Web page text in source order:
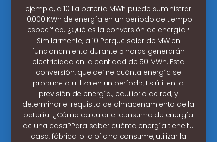
ejemplo, a 10 La batería MWh puede suministrar
10,000 KWh de energía en un período de tiempo
específico. ¿Qué es la conversión de energía?
Similarmente, a 10 Parque solar de MW en
funcionamiento durante 5 horas generarán
electricidad en la cantidad de 50 MWh. Esta
conversión, que define cuánta energía se
produce o utiliza en un período, Es útil en la
previsión de energía., equilibrio de red, y
determinar el requisito de almacenamiento de la
batería. ¿Cómo calcular el consumo de energía
de una casa?Para saber cuánta energía tiene tu
casa, fábrica, o la oficina consume, utilizar la